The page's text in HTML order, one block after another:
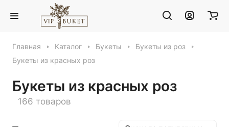
Главная Каталог Букеты
Букеты из роз
Букеты из красных роз
Букеты из красных роз
166 товаров